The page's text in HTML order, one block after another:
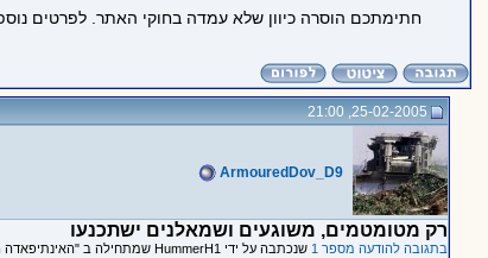
חתימתכם הוסרה כיוון שלא עמדה בחוקי האתר. לפרטים
25-02-2005, 21:00
ArmouredDov_D9
רק מטומטמים, משוגעים ושמאלנים ישתכנעו
בתגובה להודעה מספר 1 שנכתבה על ידי HummerH1 שמתחילה ב "האינתיפאדה היא ביטוי לרצון טוב לקראת היהודים, כך טוען פרופ' יהודי באוני' קולומביה"